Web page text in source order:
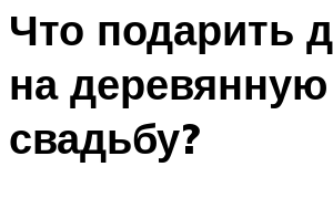
Что подарить
на деревянную
свадьбу?